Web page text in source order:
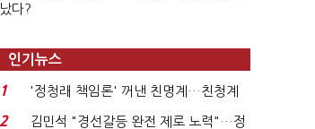
났다?
인기뉴스
1
'정청래 책임론' 꺼낸 친명계…친청계
는 추가투표 때리기...
2
김민석 "경선갈등 완전 제로 노력"…정